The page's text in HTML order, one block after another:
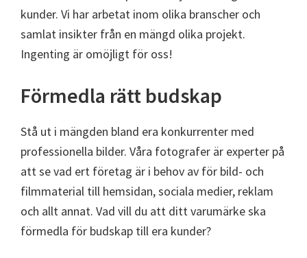
kunder. Vi har arbetat inom olika branscher och
samlat insikter från en mängd olika projekt.
Ingenting är omöjligt för oss!
Förmedla rätt budskap
Stå ut i mängden bland era konkurrenter med
professionella bilder. Våra fotografer är experter på
att se vad ert företag är i behov av för bild- och
filmmaterial till hemsidan, sociala medier, reklam
och allt annat. Vad vill du att ditt varumärke ska
förmedla för budskap till era kunder?